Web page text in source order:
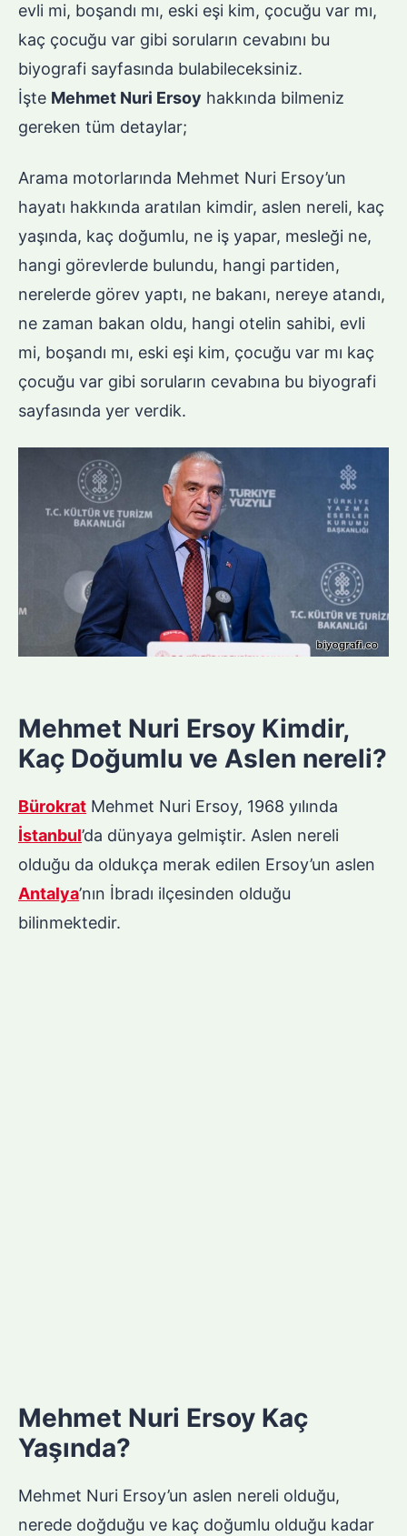
evli mi, boşandı mı, eski eşi kim, çocuğu var mı,
kaç çocuğu var gibi soruların cevabını bu
biyografi sayfasında bulabileceksiniz.
İşte Mehmet Nuri Ersoy hakkında bilmeniz
gereken tüm detaylar;
Arama motorlarında Mehmet Nuri Ersoy’un
hayatı hakkında aratılan kimdir, aslen nereli, kaç
yaşında, kaç doğumlu, ne iş yapar, mesleği ne,
hangi görevlerde bulundu, hangi partiden,
nerelerde görev yaptı, ne bakanı, nereye atandı,
ne zaman bakan oldu, hangi otelin sahibi, evli
mi, boşandı mı, eski eşi kim, çocuğu var mı kaç
çocuğu var gibi soruların cevabına bu biyografi
sayfasında yer verdik.
Mehmet Nuri Ersoy Kimdir,
Kaç Doğumlu ve Aslen nereli?
Bürokrat Mehmet Nuri Ersoy, 1968 yılında
İstanbul’da dünyaya gelmiştir. Aslen nereli
olduğu da oldukça merak edilen Ersoy’un aslen
Antalya’nın İbradı ilçesinden olduğu
bilinmektedir.
Mehmet Nuri Ersoy Kaç
Yaşında?
Mehmet Nuri Ersoy’un aslen nereli olduğu,
nerede doğduğu ve kaç doğumlu olduğu kadar